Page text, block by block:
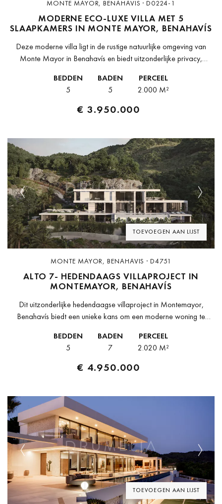
MONTE MAYOR, BENAHAVIS · D0224-1
MODERNE ECO-LUXE VILLA MET 5
SLAAPKAMERS IN MONTE MAYOR, BENAHAVÍS
Deze moderne villa ligt in de rustige natuurlijke omgeving van
Monte Mayor in Benahavís en biedt uitzonderlijke privacy,
dat zich harmonieus...
BEDDEN
5
BADEN
5
PERCEEL
2.000 M²
€ 3.950.000
TOEVOEGEN AAN LIJST
Previous Next
MONTE MAYOR, BENAHAVIS · D4751
ALTO 7- HEDENDAAGS VILLAPROJECT IN
MONTEMAYOR, BENAHAVÍS
Dit uitzonderlijke hedendaagse villaproject in Montemayor,
Benahavís biedt een unieke kans om een moderne woning te
mediterrane levensstijl. Het project...
BEDDEN
5
BADEN
7
PERCEEL
2.020 M²
€ 4.950.000
TOEVOEGEN AAN LIJST
Previous Next